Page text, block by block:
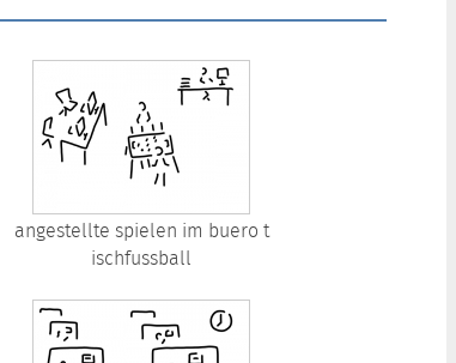
angestellte spielen im buero t
ischfussball